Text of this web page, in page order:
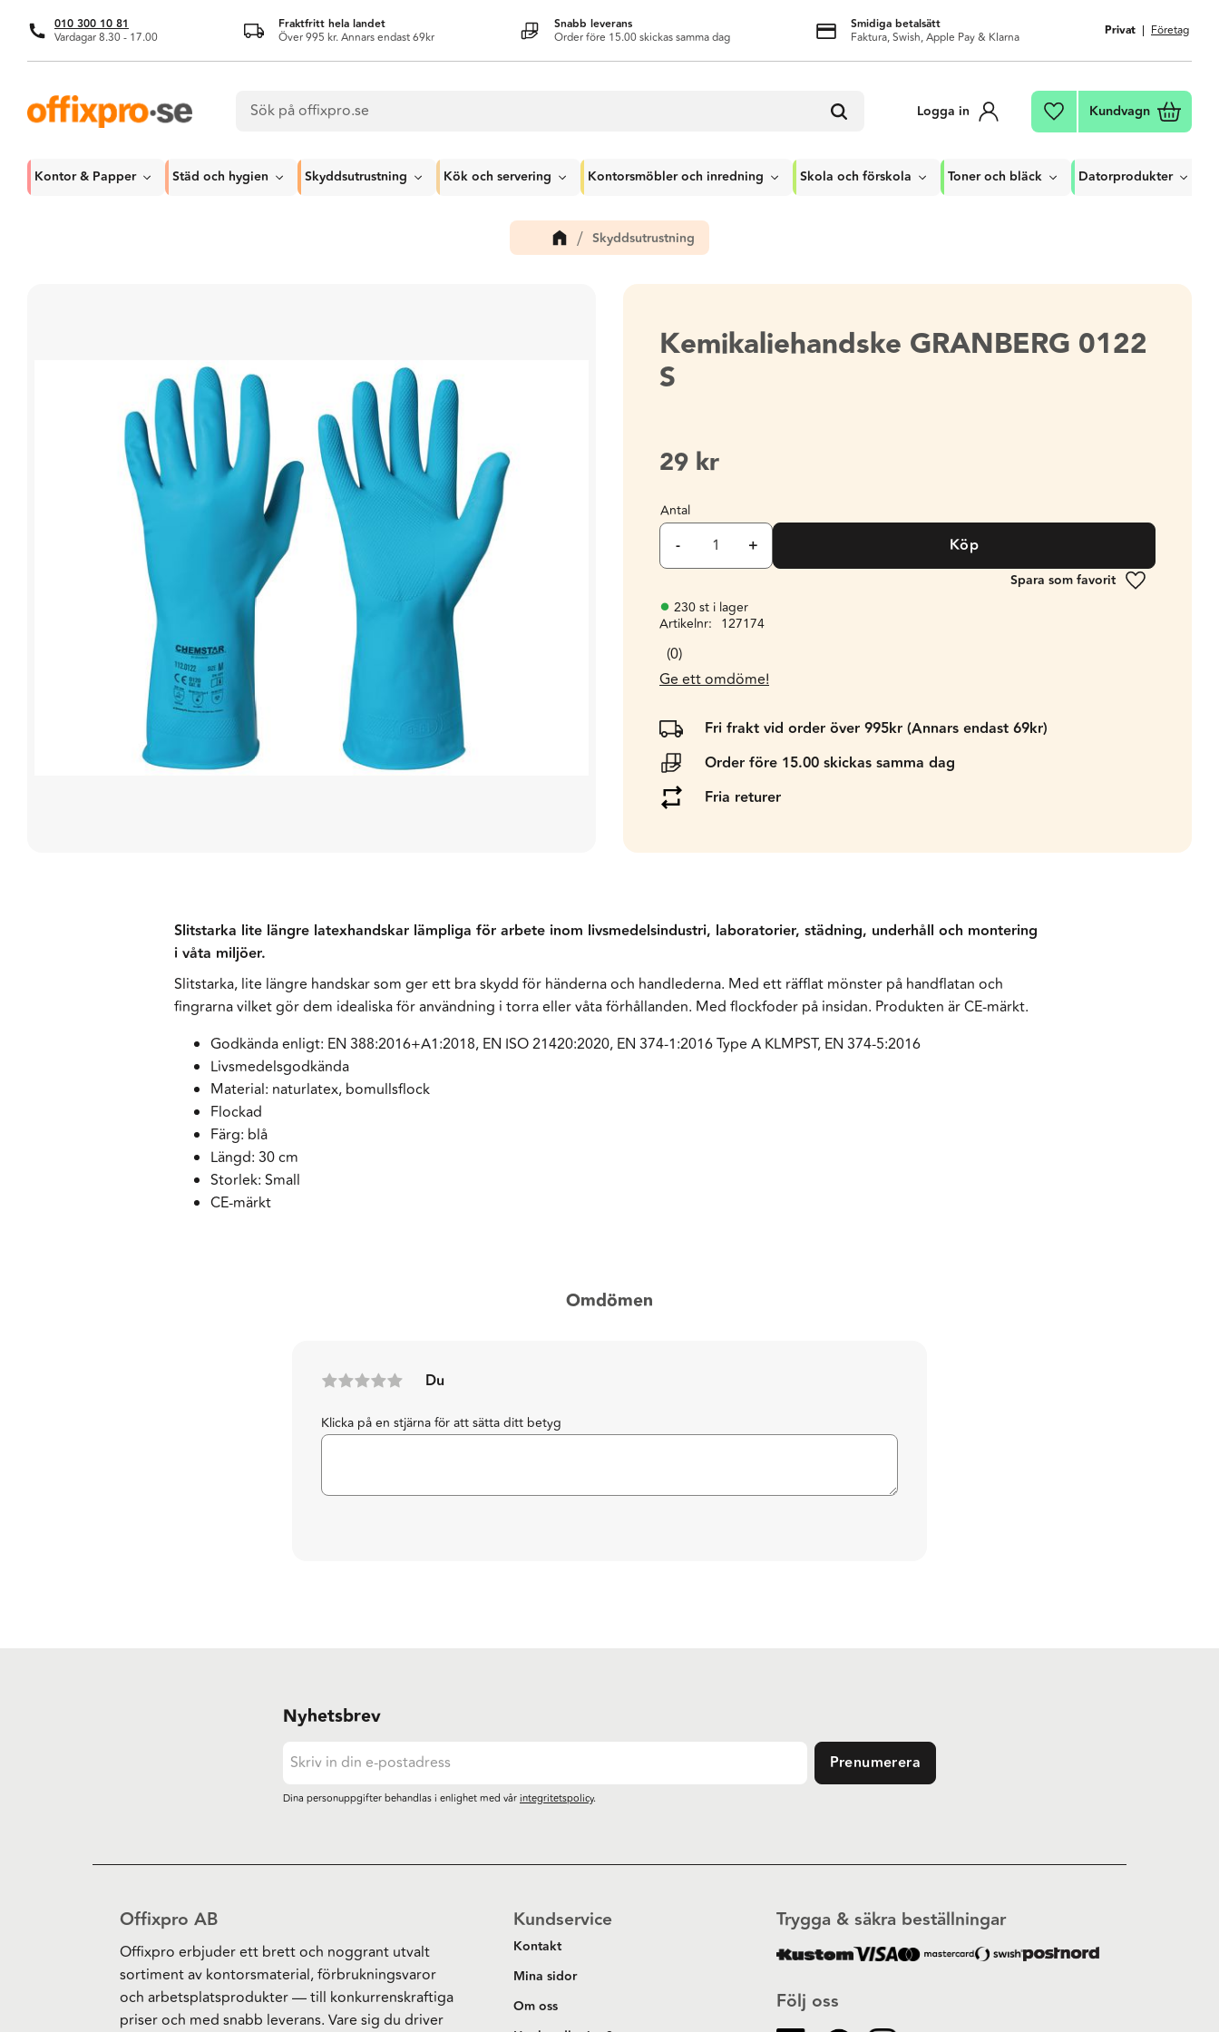
010 300 10 81
Vardagar 8.30 - 17.00
Fraktfritt hela landet
Över 995 kr. Annars endast 69kr
Snabb leverans
Order före 15.00 skickas samma dag
Smidiga betalsätt
Faktura, Swish, Apple Pay & Klarna Privat Företag
Logga in Favoriter
Kundvagn
Kontor & Papper Städ och hygien Skyddsutrustning Kök och servering Kontorsmöbler och inredning Skola och förskola Toner och bläck Datorprodukter
Skyddsutrustning
Kemikaliehandske GRANBERG 0122
S
29 kr
Antal
+
- Köp
Lägg till i
230 st i lager
Artikelnr
127174
0
Ge ett omdöme!
Fri frakt vid order över 995kr (Annars endast 69kr)
Order före 15.00 skickas samma dag
Fria returer
Slitstarka lite längre latexhandskar lämpliga för arbete inom livsmedelsindustri, laboratorier, städning, underhåll och montering
i våta miljöer.
Slitstarka, lite längre handskar som ger ett bra skydd för händerna och handlederna. Med ett räfflat mönster på handflatan och
fingrarna vilket gör dem idealiska för användning i torra eller våta förhållanden. Med flockfoder på insidan. Produkten är CE-märkt.
Godkända enligt: EN 388:2016+A1:2018, EN ISO 21420:2020, EN 374-1:2016 Type A KLMPST, EN 374-5:2016
Livsmedelsgodkända
Material: naturlatex, bomullsflock
Flockad
Färg: blå
Längd: 30 cm
Storlek: Small
CE-märkt
Omdömen
Du
Klicka på en stjärna för att sätta ditt betyg
Nyhetsbrev
Prenumerera
Dina personuppgifter behandlas i enlighet med vårintegritetspolicy.
Offixpro AB
Offixpro erbjuder ett brett och noggrant utvalt
sortiment av kontorsmaterial, förbrukningsvaror
och arbetsplatsprodukter — till konkurrenskraftiga
priser och med snabb leverans. Vare sig du driver
Kundservice
Kontakt
Mina sidor
Om oss
Följ oss
Trygga & säkra beställningar